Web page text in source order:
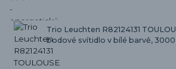
Trio Leuchten R82124131
bodové svítidlo v bílé barvě,